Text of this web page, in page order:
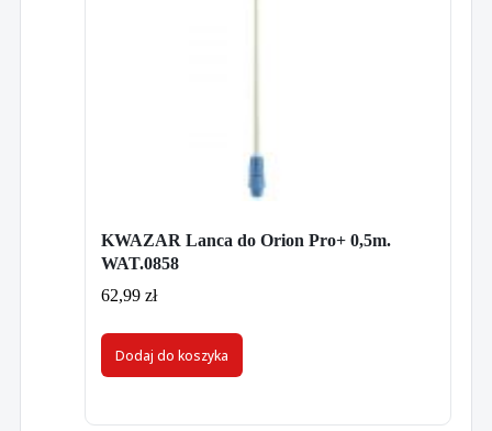
KWAZAR Lanca do Orion Pro+ 0,5m.
WAT.0858
62,99 zł
Dodaj do koszyka